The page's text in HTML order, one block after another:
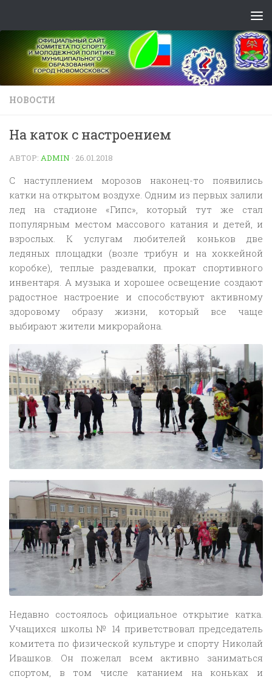
НОВОСТИ
На каток с настроением
АВТОР: ADMIN · 26.01.2018
С наступлением морозов наконец-то появились
катки на открытом воздухе. Одним из первых залили
лед на стадионе «Гипс», который тут же стал
популярным местом массового катания и детей, и
взрослых. К услугам любителей коньков две
ледяных площадки (возле трибун и на хоккейной
коробке), теплые раздевалки, прокат спортивного
инвентаря. А музыка и хорошее освещение создают
радостное настроение и способствуют активному
здоровому образу жизни, который все чаще
выбирают жители микрорайона.
Недавно состоялось официальное открытие катка.
Учащихся школы № 14 приветствовал председатель
комитета по физической культуре и спорту Николай
Ивашков. Он пожелал всем активно заниматься
спортом, в том числе катанием на коньках и